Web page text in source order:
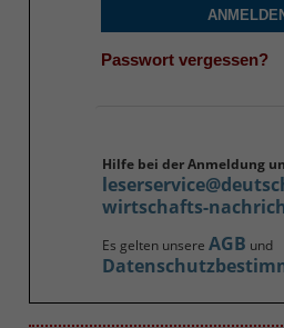
Passwort vergessen?
Hilfe bei der Anmeldung
wirtschafts-
Es gelten unsere AGB und